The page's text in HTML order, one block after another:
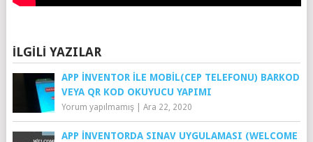
İLGILI YAZILAR
APP İNVENTOR İLE MOBIL(CEP TELEFONU) BARKOD
VEYA QR KOD OKUYUCU YAPIMI
Yorum yapılmamış| Ara 22, 2020
APP İNVENTORDA SINAV UYGULAMASI (WELCOME